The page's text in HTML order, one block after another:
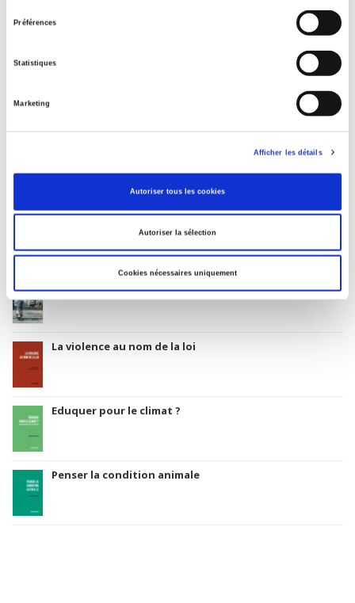
Préférences
Statistiques
Marketing
Afficher les détails
Autoriser tous les cookies
Autoriser la sélection
Cookies nécessaires uniquement
CLIL (Version 2013-2019 )
Date de première publication du titre
Code Identifiant de classement sujet
Salariés en justice
Rome, promenades sociologiques
La violence au nom de la loi
Eduquer pour le climat ?
Penser la condition animale